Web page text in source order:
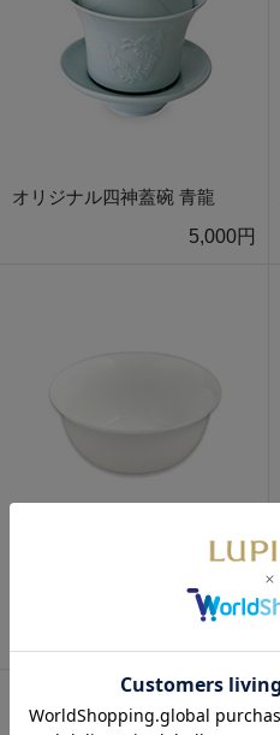
オリジナル四神蓋碗 青龍
5,000円